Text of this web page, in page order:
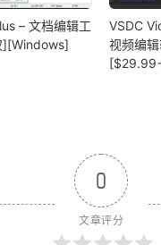
– 文档编辑工
][Windows]
VSDC
视频编
0
文章评分